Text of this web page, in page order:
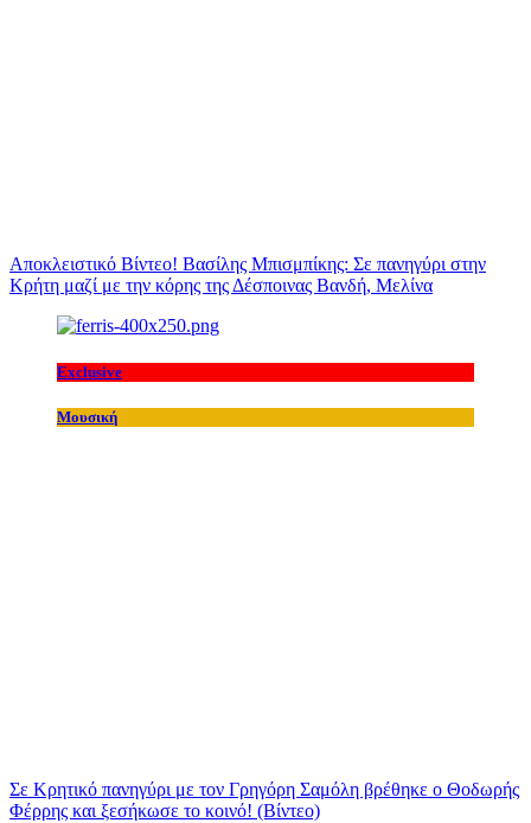
Αποκλειστικό Βίντεο! Βασίλης Μπισμπίκης: Σε πανηγύρι στην
Κρήτη μαζί με την κόρης της Δέσποινας Βανδή, Μελίνα
Exclusive
Μουσική
Σε Κρητικό πανηγύρι με τον Γρηγόρη Σαμόλη βρέθηκε ο Θοδωρής
Φέρρης και ξεσήκωσε το κοινό! (Βίντεο)